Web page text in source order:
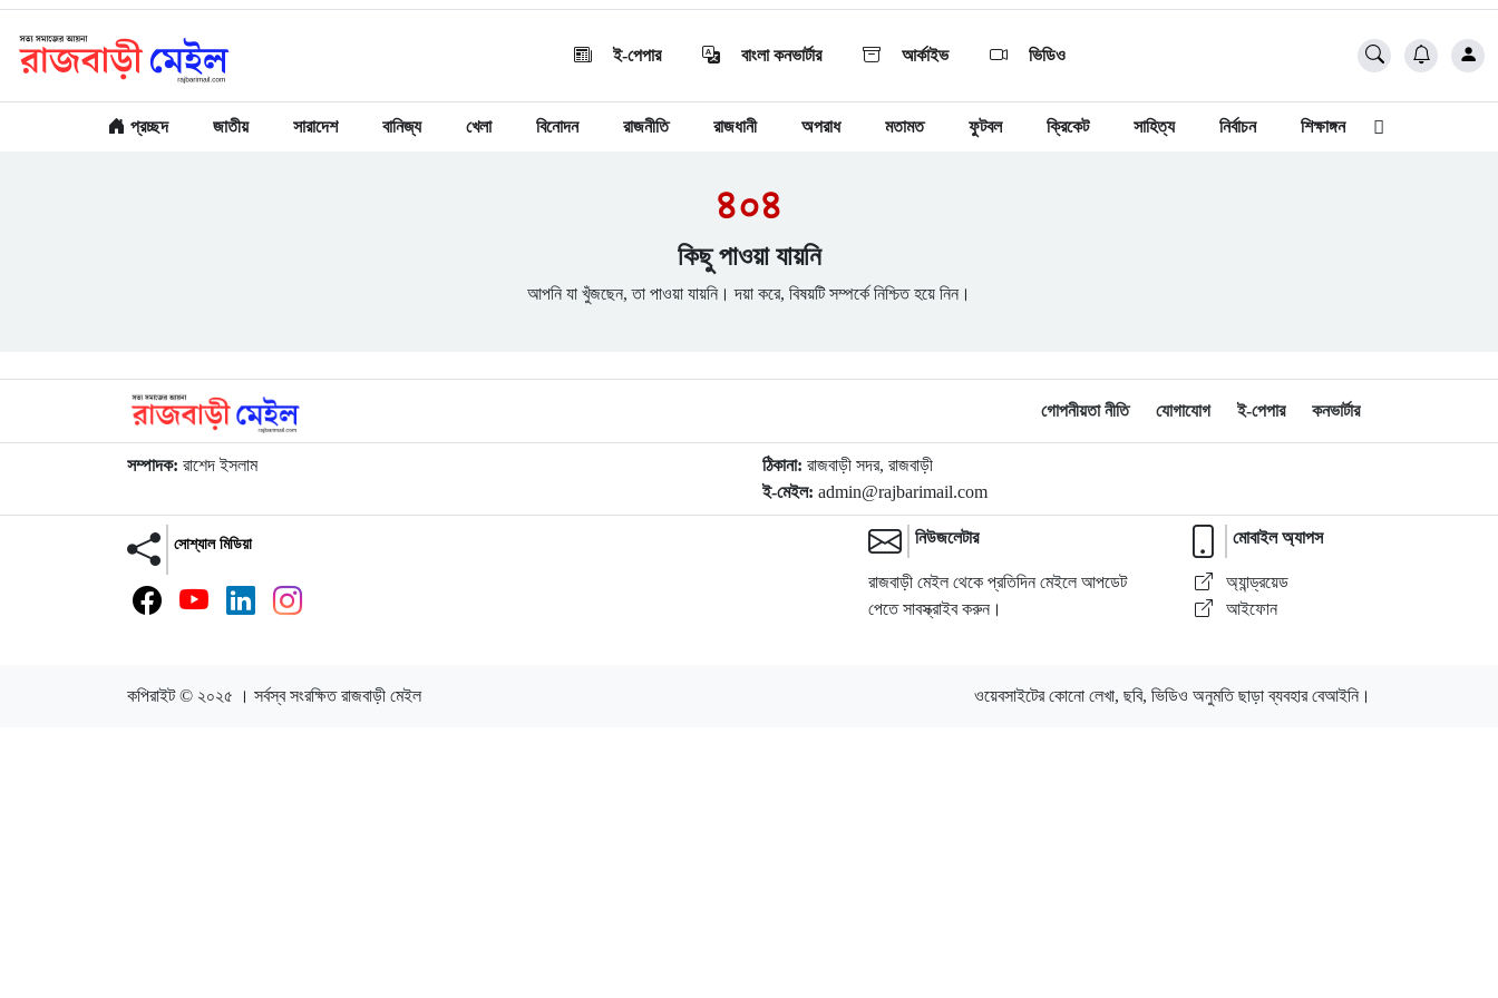
ই-পেপার বাংলা কনভার্টার আর্কাইভ ভিডিও
প্রচ্ছদ জাতীয় সারাদেশ বানিজ্য খেলা বিনোদন রাজনীতি রাজধানী অপরাধ মতামত ফুটবল ক্রিকেট সাহিত্য নির্বাচন শিক্ষাঙ্গন
৪০৪
কিছু পাওয়া যায়নি
আপনি যা খুঁজছেন, তা পাওয়া যায়নি। দয়া করে, বিষয়টি সম্পর্কে নিশ্চিত হয়ে নিন।
গোপনীয়তা নীতি যোগাযোগ ই-পেপার কনভার্টার
সম্পাদক: রাশেদ ইসলাম ঠিকানা: রাজবাড়ী সদর, রাজবাড়ী
ই-মেইল: admin@rajbarimail.com
সোশ্যাল মিডিয়া নিউজলেটার
রাজবাড়ী মেইল থেকে প্রতিদিন মেইলে আপডেট
পেতে সাবস্ক্রাইব করুন।
মোবাইল অ্যাপস
অ্যান্ড্রয়েড
আইফোন
কপিরাইট © ২০২৫ । সর্বস্ব সংরক্ষিত রাজবাড়ী মেইল ওয়েবসাইটের কোনো লেখা, ছবি, ভিডিও অনুমতি ছাড়া ব্যবহার বেআইনি।